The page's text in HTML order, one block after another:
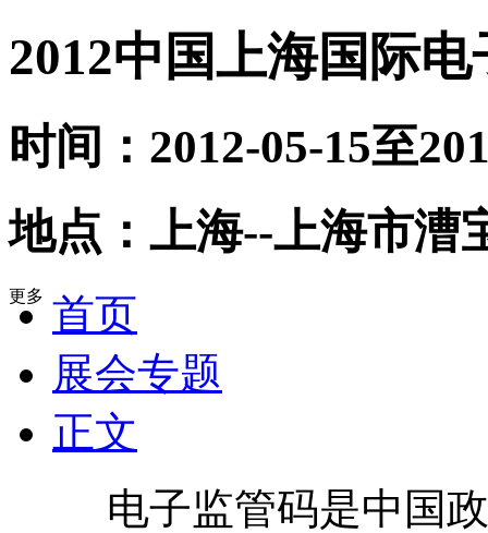
2012中国上海国际
时间：2012-05-15至
地点：上海--上海市漕
更多 首页
展会专题
正文
电子监管码是中国政